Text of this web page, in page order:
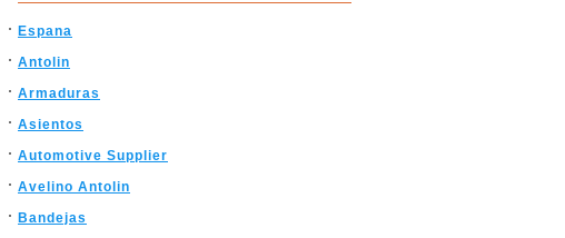
Espana
Antolin
Armaduras
Asientos
Automotive Supplier
Avelino Antolin
Bandejas